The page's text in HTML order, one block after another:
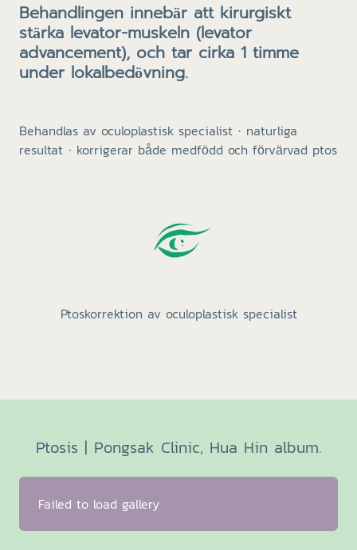
Behandlingen innebär att kirurgiskt
stärka levator-muskeln (levator
advancement), och tar cirka 1 timme
under lokalbedövning.
Behandlas av oculoplastisk specialist · naturliga
resultat · korrigerar både medfödd och förvärvad ptos
Ptoskorrektion av oculoplastisk specialist
Ptosis | Pongsak Clinic, Hua Hin album.
Failed to load gallery